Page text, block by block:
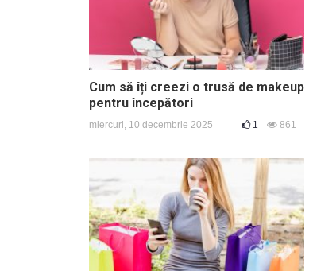
Cum să îți creezi o trusă de makeup
pentru începători
miercuri, 10 decembrie 2025 1 861